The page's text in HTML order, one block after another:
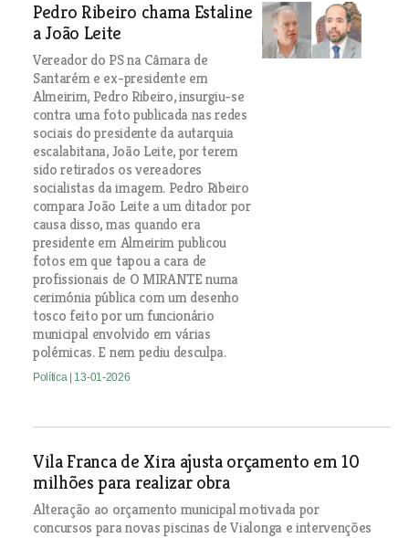
Pedro Ribeiro chama Estaline
a João Leite
Vereador do PS na Câmara de
Santarém e ex-presidente em
Almeirim, Pedro Ribeiro, insurgiu-se
contra uma foto publicada nas redes
sociais do presidente da autarquia
escalabitana, João Leite, por terem
sido retirados os vereadores
socialistas da imagem. Pedro Ribeiro
compara João Leite a um ditador por
causa disso, mas quando era
presidente em Almeirim publicou
fotos em que tapou a cara de
profissionais de O MIRANTE numa
cerimónia pública com um desenho
tosco feito por um funcionário
municipal envolvido em várias
polémicas. E nem pediu desculpa.
Política | 13-01-2026
Vila Franca de Xira ajusta orçamento em 10
milhões para realizar obra
Alteração ao orçamento municipal motivada por
concursos para novas piscinas de Vialonga e intervenções